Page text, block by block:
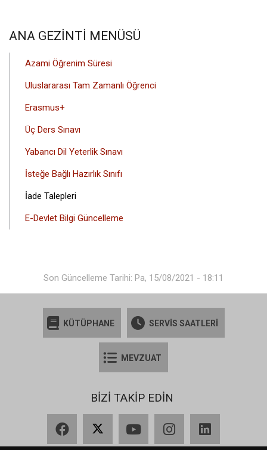
ANA GEZINTI MENÜSÜ
Azami Öğrenim Süresi
Uluslararası Tam Zamanlı Öğrenci
Erasmus+
Üç Ders Sınavı
Yabancı Dil Yeterlik Sınavı
İsteğe Bağlı Hazırlık Sınıfı
İade Talepleri
E-Devlet Bilgi Güncelleme
Son Güncelleme Tarihi: Pa, 15/08/2021 - 18:11
KÜTÜPHANE SERVİS SAATLERİ
MEVZUAT
BİZİ TAKİP EDİN